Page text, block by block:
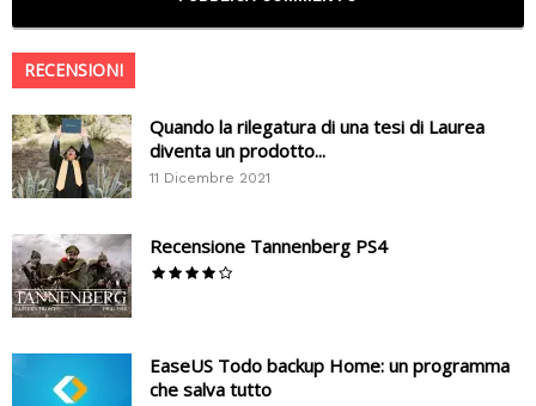
RECENSIONI
Quando la rilegatura di una tesi di Laurea
diventa un prodotto...
11 Dicembre 2021
Recensione Tannenberg PS4
EaseUS Todo backup Home: un programma
che salva tutto